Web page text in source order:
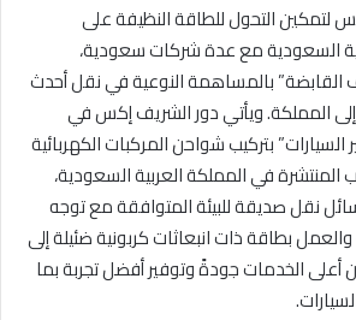
التحول للطاقة النظيفة على
السعودية مع عدة شركات سعودية،
القابضة” بالمساهمة النوعية في نقل أحدث
إلى المملكة. ويأتي دور الشريف إكس في
السيارات” بتركيب شواحن المركبات الكهربائية
في المملكة العربية السعودية،
نقل صديقة للبيئة المتوافقة مع توجه
بطاقة ذات انبعاثات كربونية ضئيلة إلى
الخدمات جودةً وتوفير أفضل تجربة بما